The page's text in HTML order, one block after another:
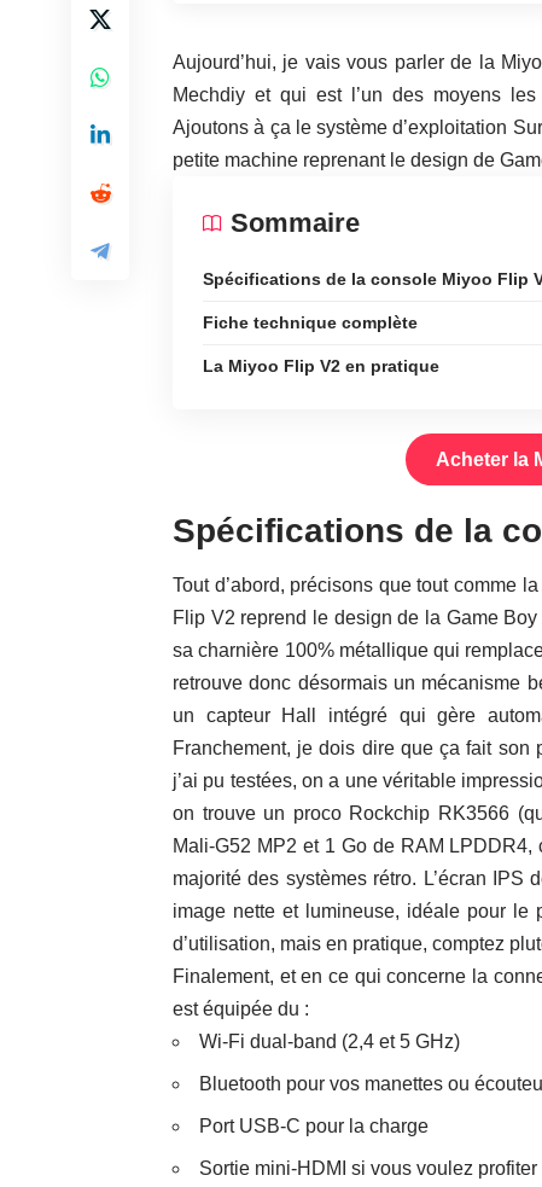
Aujourd’hui, je vais vous parler de la
Mechdiy et qui est l’un des moyens
Ajoutons à ça le système d’exploitation
petite machine reprenant le design de
Sommaire
Spécifications de la console Miyoo Flip
Fiche technique complète
La Miyoo Flip V2 en pratique
Acheter la
Spécifications de la
Tout d’abord, précisons que tout comme la
Flip V2 reprend le design de la Game
sa charnière 100% métallique qui
retrouve donc désormais un mécanisme
un capteur Hall intégré qui gère
Franchement, je dois dire que ça fait son
j’ai pu testées, on a une véritable
on trouve un proco Rockchip RK3566
Mali-G52 MP2 et 1 Go de RAM
majorité des systèmes rétro. L’écran
image nette et lumineuse, idéale pour
d’utilisation, mais en pratique, comptez
Finalement, et en ce qui concerne la
est équipée du :
Wi-Fi dual-band (2,4 et 5 GHz)
Bluetooth pour vos manettes ou
Port USB-C pour la charge
Sortie mini-HDMI si vous voulez